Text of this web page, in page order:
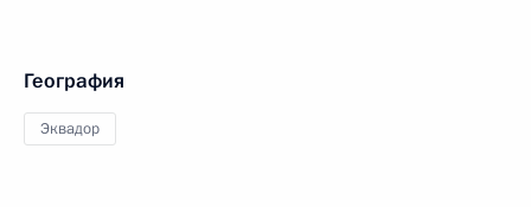
География
Эквадор